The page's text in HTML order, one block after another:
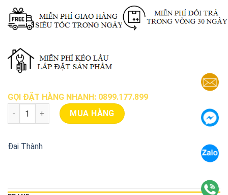
GỌI ĐẶT HÀNG NHANH: 0899.177.899
Máy Nước Nóng Năng Lượng Mặt Trời Đại Thành 315 Lít -
MUA HÀNG
Đại Thành